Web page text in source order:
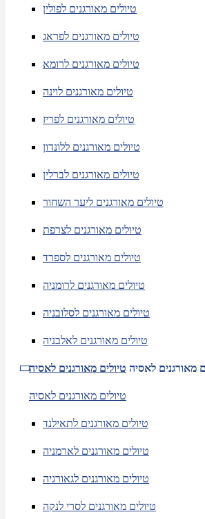
טיולים מאורגנים לפולין
טיולים מאורגנים לפראג
טיולים מאורגנים לרומא
טיולים מאורגנים לוינה
טיולים מאורגנים לפריז
טיולים מאורגנים ללונדון
טיולים מאורגנים לברלין
טיולים מאורגנים ליער השחור
טיולים מאורגנים לצרפת
טיולים מאורגנים לספרד
טיולים מאורגנים לרומניה
טיולים מאורגנים לסלובניה
טיולים מאורגנים לאלבניה
מאורגנים לאסיה טיולים מאורגנים לאסיה
טיולים מאורגנים לאסיה
טיולים מאורגנים לתאילנד
טיולים מאורגנים לארמניה
טיולים מאורגנים לגאורגיה
טיולים מאורגנים לסרי לנקה